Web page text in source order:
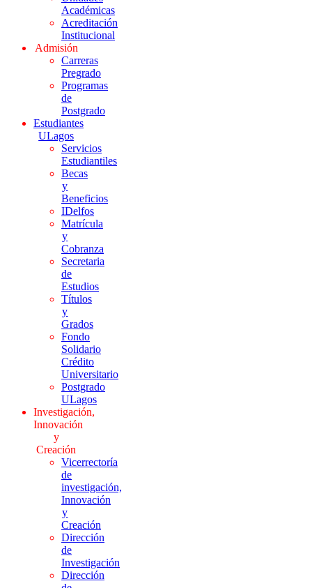
Académicas
Acreditación
Institucional
Admisión
Carreras
Pregrado
Programas
de
Postgrado
Estudiantes
ULagos
Servicios
Estudiantiles
Becas
y
Beneficios
IDelfos
Matrícula
y
Cobranza
Secretaria
de
Estudios
Títulos
y
Grados
Fondo
Solidario
Crédito
Universitario
Postgrado
ULagos
Investigación,
Innovación
y
Creación
Vicerrectoría
de
investigación,
Innovación
y
Creación
Dirección
de
Investigación
Dirección